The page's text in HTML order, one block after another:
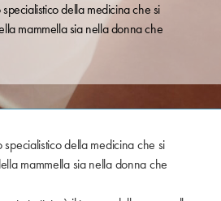
della medicina che si
mammella sia nella donna che
specialistico della medicina che si
mammella sia nella donna che